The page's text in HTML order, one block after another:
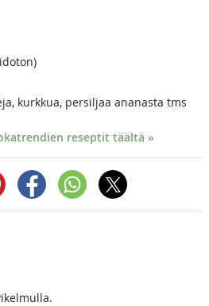
kurkkua, persiljaa ananasta tms
reseptit täältä »